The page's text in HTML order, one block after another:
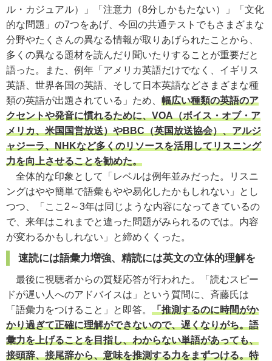
ル・カジュアル）」「注意力（8分しかもたない）」「文化
的な問題」の7つをあげ、今回の共通テストでもさまざまな
分野やたくさんの異なる情報が取りあげられたことから、
多くの異なる題材を読んだり聞いたりすることが重要だと
語った。また、例年「アメリカ英語だけでなく、イギリス
英語、世界各国の英語、そして日本英語などさまざまな種
類の英語が出題されている」ため、 幅広い種類の英語のア
クセントや発音に慣れるために、VOA（ボイス・オブ・ア
メリカ、米国国営放送）やBBC（英国放送協会）、アルジ
ャジーラ、NHKなど多くのリソースを活用してリスニング
力を向上させることを勧めた。
全体的な印象として「レベルは例年並みだった。リスニ
ングはやや簡単で語彙もやや易化したかもしれない」とし
つつ、「ここ2～3年は同じような内容になってきているの
で、来年はこれまでと違った問題がみられるのでは。内容
が変わるかもしれない」と締めくくった。
速読には語彙力増強、精読には英文の立体的理解を
最後に視聴者からの質疑応答が行われた。「読むスピー
ドが遅い人へのアドバイスは」という質問に、斉藤氏は
「語彙力をつけること」と即答。 「推測するのに時間がか
かり過ぎて正確に理解ができないので、遅くなりがち。語
彙力を上げることを目指し、わからない単語があっても、
接頭辞、接尾辞から、意味を推測する力をまずつける。特